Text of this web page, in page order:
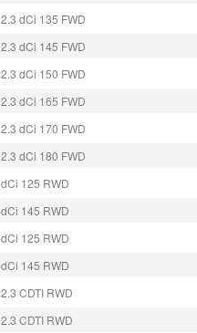
2.3 dCi 135 FWD
2.3 dCi 145 FWD
2.3 dCi 150 FWD
2.3 dCi 165 FWD
2.3 dCi 170 FWD
2.3 dCi 180 FWD
dCi 125 RWD
dCi 145 RWD
dCi 125 RWD
dCi 145 RWD
2.3 CDTI RWD
2.3 CDTI RWD